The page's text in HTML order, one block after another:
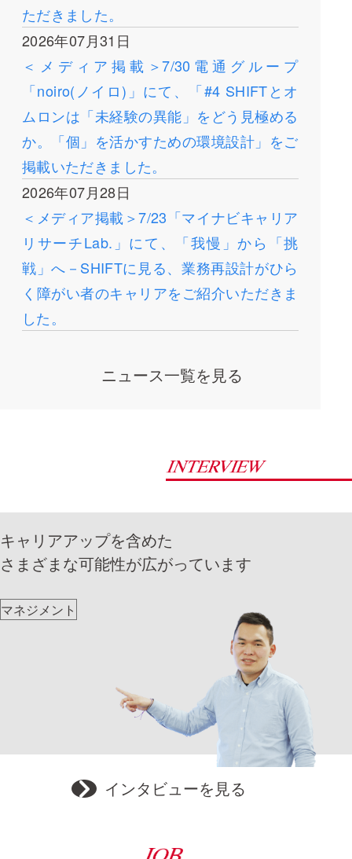
ただきました。
2026年07月31日
＜メディア掲載＞7/30電通グループ
「noiro(ノイロ)」にて、「#4 SHIFTとオ
ムロンは「未経験の異能」をどう見極める
か。「個」を活かすための環境設計」をご
掲載いただきました。
2026年07月28日
＜メディア掲載＞7/23「マイナビキャリア
リサーチLab.」にて、「我慢」から「挑
戦」へ－SHIFTに見る、業務再設計がひら
く障がい者のキャリアをご紹介いただきま
した。
ニュース一覧を見る
キャリアアップを含めた
さまざまな可能性が広がっています
マネジメント
インタビューを見る